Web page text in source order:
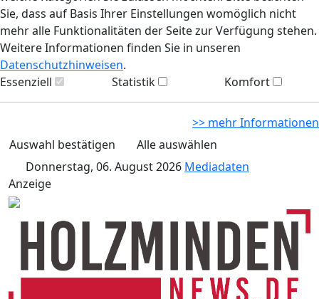
Sie, dass auf Basis Ihrer Einstellungen womöglich nicht
mehr alle Funktionalitäten der Seite zur Verfügung stehen.
Weitere Informationen finden Sie in unseren
Datenschutzhinweisen.
Essenziell
Statistik Komfort
>> mehr Informationen
Auswahl bestätigen
Alle auswählen
Donnerstag, 06. August 2026 Mediadaten
Anzeige